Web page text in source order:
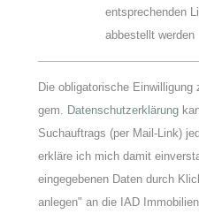
entsprechenden
abbestellt werden
Die obligatorische Einwilligung
gem. Datenschutzerklärung
Suchauftrags (per Mail-Link)
erkläre ich mich damit
eingegebenen Daten durch
anlegen" an die IAD